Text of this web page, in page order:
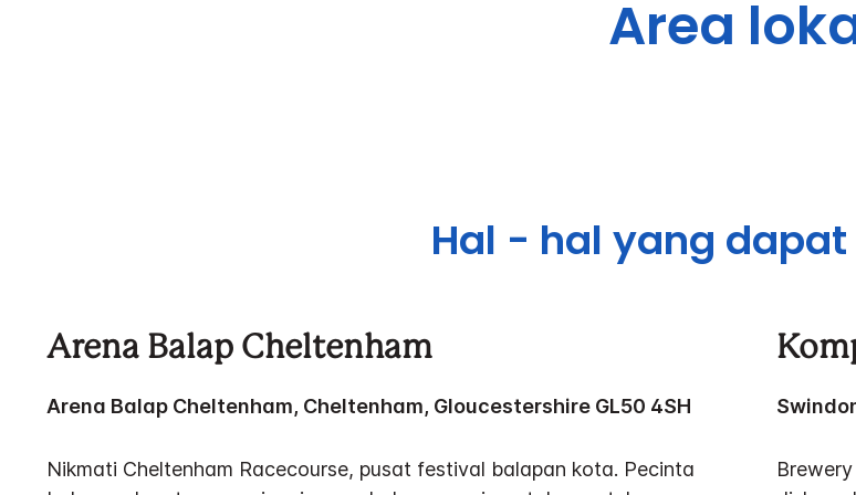
Area
Hal - hal yang
Arena Balap Cheltenham
Arena Balap Cheltenham, Cheltenham, Gloucestershire GL50 4SH
Nikmati Cheltenham Racecourse, pusat festival balapan kota. Pecinta